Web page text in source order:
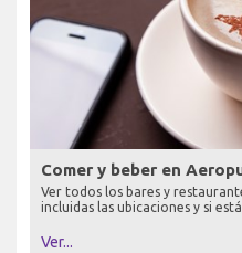
Comer y beber en
Ver todos los bares y
incluidas las ubicaciones y si
Ver...